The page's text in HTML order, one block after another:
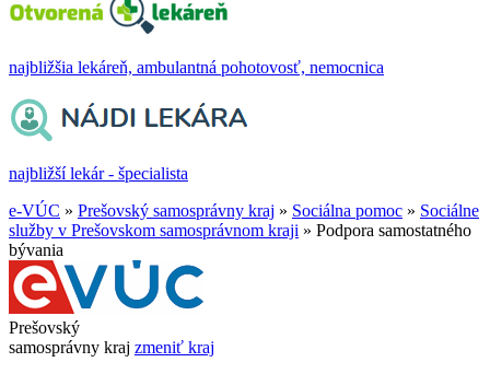
najbližšia lekáreň, ambulantná pohotovosť, nemocnica
najbližší lekár - špecialista
e-VÚC » Prešovský samosprávny kraj » Sociálna pomoc » Sociálne
služby v Prešovskom samosprávnom kraji » Podpora samostatného
bývania
Prešovský
samosprávny kraj zmeniť kraj